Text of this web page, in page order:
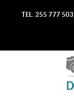
TEL. 255 777 503